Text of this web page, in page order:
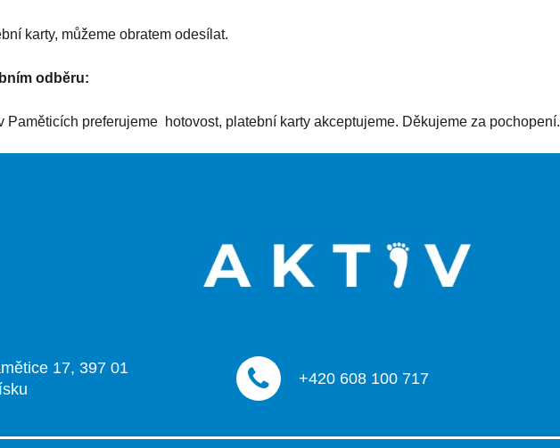
karty, můžeme obratem odesílat.
odběru:
Paměticích preferujeme hotovost, platební karty akceptujeme. Děkujeme za pochopení.
17, 397 01
+420 608 100 717